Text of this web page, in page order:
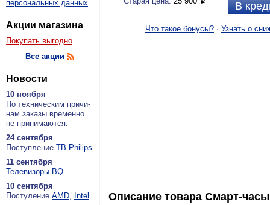
персональных данных
Акции магазина
Покупать выгодно
Все акции
Новости
10 ноября
По тех­ни­че­ским при­чи­
нам за­ка­зы вре­мен­но
не при­ни­ма­ют­ся.
24 сентября
По­ступ­ле­ние ТВ Philips
11 сентября
Теле­ви­зо­ры BQ
10 сентября
По­сту­ле­ние AMD, Intel
В
Что такое бонусы? · Узнать о
Описание товара Смарт-часы